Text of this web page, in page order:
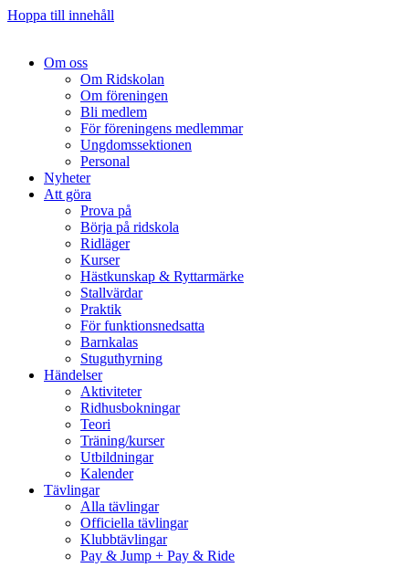
Hoppa till innehåll
Om oss
Om Ridskolan
Om föreningen
Bli medlem
För föreningens medlemmar
Ungdomssektionen
Personal
Nyheter
Att göra
Prova på
Börja på ridskola
Ridläger
Kurser
Hästkunskap & Ryttarmärke
Stallvärdar
Praktik
För funktionsnedsatta
Barnkalas
Stuguthyrning
Händelser
Aktiviteter
Ridhusbokningar
Teori
Träning/kurser
Utbildningar
Kalender
Tävlingar
Alla tävlingar
Officiella tävlingar
Klubbtävlingar
Pay & Jump + Pay & Ride